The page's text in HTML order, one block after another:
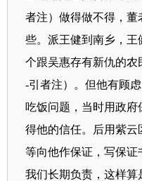
者注）做得做不得，
些。派王健到南乡，
个跟吴惠存有新仇的农
-引者注）。但他有顾
吃饭问题，当时用政
得他的信任。后用紫
等向他作保证，写保证
我们长期负责，这样